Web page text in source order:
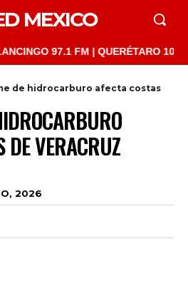
MEXICO
97.1 FM | QUERÉTARO 103.1 FM
de hidrocarburo afecta costas
DE VERACRUZ
2026